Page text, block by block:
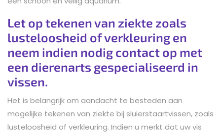
Let op tekenen van ziekte zoals
lusteloosheid of verkleuring en
neem indien nodig contact op met
een dierenarts gespecialiseerd in
vissen.
Het is belangrijk om aandacht te besteden aan
mogelijke tekenen van ziekte bij sluierstaartvissen, zoals
lusteloosheid of verkleuring. Indien u merkt dat uw vis